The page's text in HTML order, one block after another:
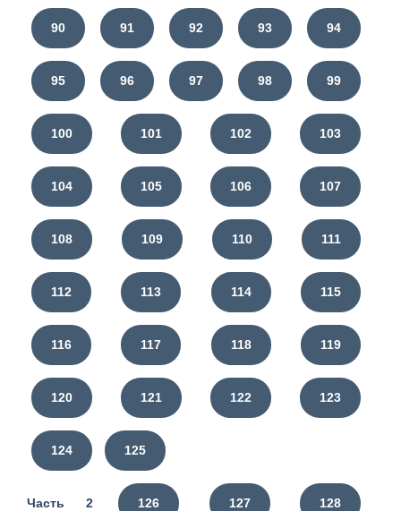
90 91 92 93 94
95 96 97 98 99
100 101 102 103
104 105 106 107
108 109 110 111
112 113 114 115
116 117 118 119
120 121 122 123
124 125
Часть 2 126 127 128